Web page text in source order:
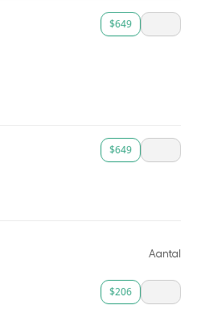
$649
$649
Aantal
$206